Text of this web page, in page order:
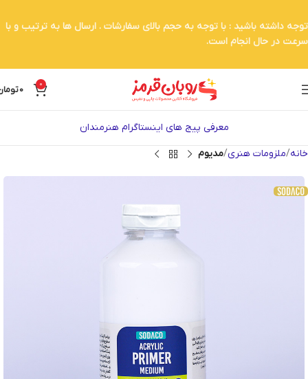
0
0
معرفی پیج های اینستاگرام هنرمندان
خانه ملزومات هنری مدیوم
توجه داشته باشید : با توجه به حجم بالای سفارشات . ارسال ها به ترتیب و با
سرعت در حال انجام است.